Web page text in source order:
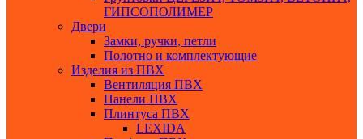
ГИПСОПОЛИМЕР
Двери
Замки, ручки, петли
Полотно и комплектующие
Изделия из ПВХ
Вентиляция ПВХ
Панели ПВХ
Плинтуса ПВХ
LEXIDA